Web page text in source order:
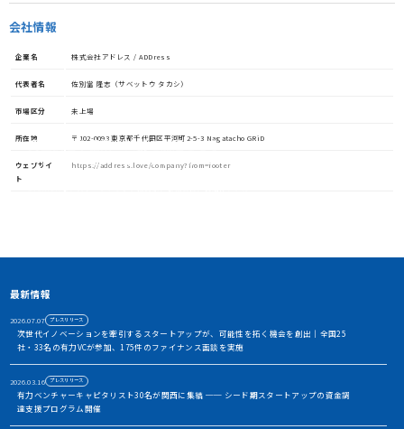
会社情報
企業名 株式会社アドレス / ADDress
代表者名 佐別當 隆志（サベットウ タカシ）
市場区分 未上場
所在地 〒102-0093 東京都千代田区平河町2-5-3 Nagatacho GRiD
ウェブサイ
ト
https://address.love/company?from=footer
資金調達や協業・共創を加速させる
イノベーション・プラットフォーム
最新情報
2026.07.07 プレスリリース
次世代イノベーションを牽引するスタートアップが、可能性を拓く機会を創出｜全国25
社・33名の有力VCが参加、175件のファイナンス面談を実施
2026.03.16 プレスリリース
有力ベンチャーキャピタリスト30名が関西に集結 ── シード期スタートアップの資金調
達支援プログラム開催